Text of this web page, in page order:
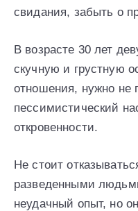
свидания, забыть о
В возрасте 30 лет
скучную и грустную
отношения, нужно не
пессимистический
откровенности.
Не стоит
разведенными
неудачный опыт, но